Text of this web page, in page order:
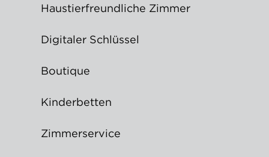
Haustier­freundliche Zimmer
Digitaler Schlüssel
Boutique
Kinderbetten
Zimmer­service